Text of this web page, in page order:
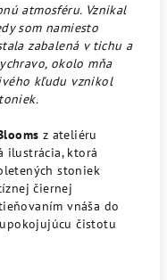
atmosféru. Vznikal
som namiesto
zabalená v tichu a
okolo mňa
kľudu vznikol
z ateliéru
ilustrácia, ktorá
stoniek
čiernej
vnáša do
čistotu